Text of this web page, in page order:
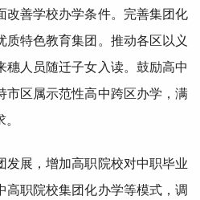
改善学校办学条件。完善集团化
特色教育集团。推动各区以义
穗人员随迁子女入读。鼓励高中
市区属示范性高中跨区办学，满
发展，增加高职院校对中职毕业
高职院校集团化办学等模式，调